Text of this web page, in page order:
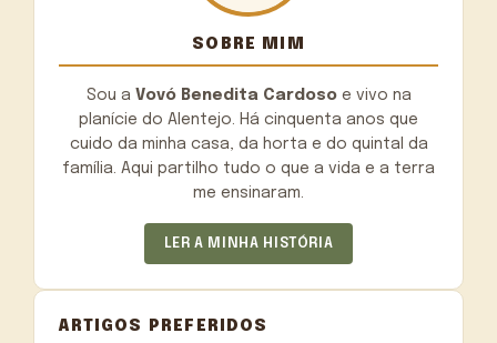
SOBRE MIM
Sou a Vovó Benedita Cardosoe vivo na
planície do Alentejo. Há cinquenta anos que
cuido da minha casa, da horta e do quintal da
família. Aqui partilho tudo o que a vida e a terra
me ensinaram.
LER A MINHA HISTÓRIA
ARTIGOS PREFERIDOS